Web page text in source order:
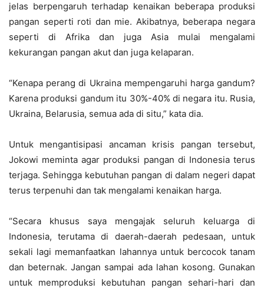
jelas berpengaruh terhadap kenaikan beberapa produksi
pangan seperti roti dan mie. Akibatnya, beberapa negara
seperti di Afrika dan juga Asia mulai mengalami
kekurangan pangan akut dan juga kelaparan.
“Kenapa perang di Ukraina mempengaruhi harga gandum?
Karena produksi gandum itu 30%-40% di negara itu. Rusia,
Ukraina, Belarusia, semua ada di situ,” kata dia.
Untuk mengantisipasi ancaman krisis pangan tersebut,
Jokowi meminta agar produksi pangan di Indonesia terus
terjaga. Sehingga kebutuhan pangan di dalam negeri dapat
terus terpenuhi dan tak mengalami kenaikan harga.
“Secara khusus saya mengajak seluruh keluarga di
Indonesia, terutama di daerah-daerah pedesaan, untuk
sekali lagi memanfaatkan lahannya untuk bercocok tanam
dan beternak. Jangan sampai ada lahan kosong. Gunakan
untuk memproduksi kebutuhan pangan sehari-hari dan